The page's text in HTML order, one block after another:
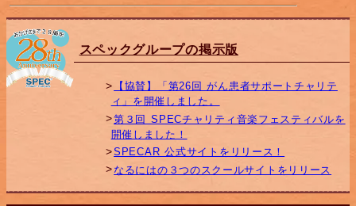
スペックグループの掲示版
【協賛】「第26回 がん患者サポートチャリテ
ィ」を開催しました。
第３回 SPECチャリティ音楽フェスティバルを
開催しました！
SPECAR 公式サイトをリリース！
なるにはの３つのスクールサイトをリリース